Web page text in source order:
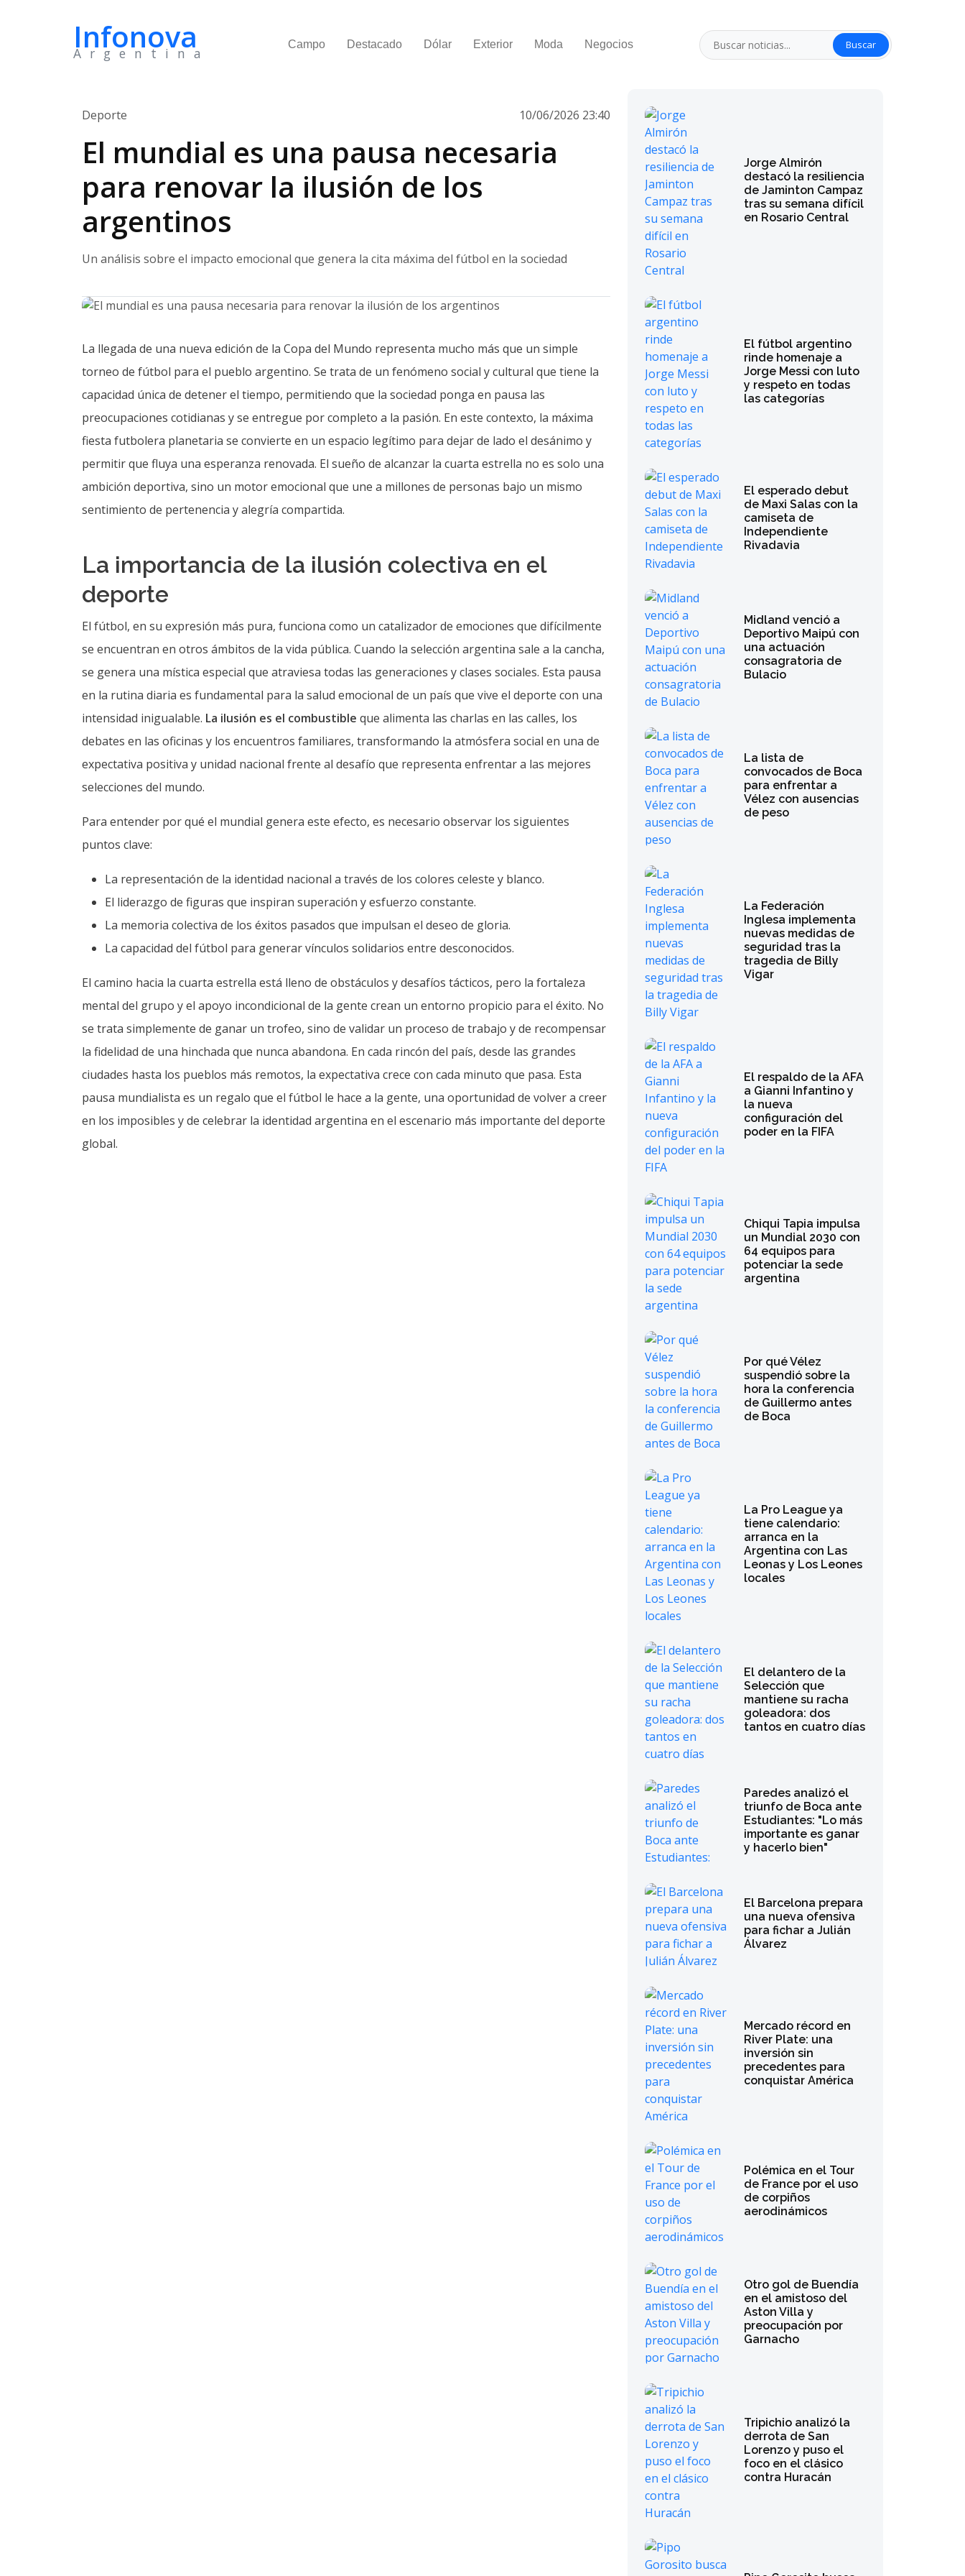
Infonova
Argentina
Campo Destacado Dólar Exterior Moda Negocios Buscar
Deporte 10/06/2026 23:40
El mundial es una pausa necesaria
para renovar la ilusión de los
argentinos
Un análisis sobre el impacto emocional que genera la cita máxima del fútbol en la sociedad
La llegada de una nueva edición de la Copa del Mundo representa mucho más que un simple
torneo de fútbol para el pueblo argentino. Se trata de un fenómeno social y cultural que tiene la
capacidad única de detener el tiempo, permitiendo que la sociedad ponga en pausa las
preocupaciones cotidianas y se entregue por completo a la pasión. En este contexto, la máxima
fiesta futbolera planetaria se convierte en un espacio legítimo para dejar de lado el desánimo y
permitir que fluya una esperanza renovada. El sueño de alcanzar la cuarta estrella no es solo una
ambición deportiva, sino un motor emocional que une a millones de personas bajo un mismo
sentimiento de pertenencia y alegría compartida.
La importancia de la ilusión colectiva en el
deporte
El fútbol, en su expresión más pura, funciona como un catalizador de emociones que difícilmente
se encuentran en otros ámbitos de la vida pública. Cuando la selección argentina sale a la cancha,
se genera una mística especial que atraviesa todas las generaciones y clases sociales. Esta pausa
en la rutina diaria es fundamental para la salud emocional de un país que vive el deporte con una
intensidad inigualable. La ilusión es el combustible que alimenta las charlas en las calles, los
debates en las oficinas y los encuentros familiares, transformando la atmósfera social en una de
expectativa positiva y unidad nacional frente al desafío que representa enfrentar a las mejores
selecciones del mundo.
Para entender por qué el mundial genera este efecto, es necesario observar los siguientes
puntos clave:
La representación de la identidad nacional a través de los colores celeste y blanco.
El liderazgo de figuras que inspiran superación y esfuerzo constante.
La memoria colectiva de los éxitos pasados que impulsan el deseo de gloria.
La capacidad del fútbol para generar vínculos solidarios entre desconocidos.
El camino hacia la cuarta estrella está lleno de obstáculos y desafíos tácticos, pero la fortaleza
mental del grupo y el apoyo incondicional de la gente crean un entorno propicio para el éxito. No
se trata simplemente de ganar un trofeo, sino de validar un proceso de trabajo y de recompensar
la fidelidad de una hinchada que nunca abandona. En cada rincón del país, desde las grandes
ciudades hasta los pueblos más remotos, la expectativa crece con cada minuto que pasa. Esta
pausa mundialista es un regalo que el fútbol le hace a la gente, una oportunidad de volver a creer
en los imposibles y de celebrar la identidad argentina en el escenario más importante del deporte
global.
Jorge Almirón
destacó la resiliencia
de Jaminton Campaz
tras su semana difícil
en Rosario Central
El fútbol argentino
rinde homenaje a
Jorge Messi con luto
y respeto en todas
las categorías
El esperado debut
de Maxi Salas con la
camiseta de
Independiente
Rivadavia
Midland venció a
Deportivo Maipú con
una actuación
consagratoria de
Bulacio
La lista de
convocados de Boca
para enfrentar a
Vélez con ausencias
de peso
La Federación
Inglesa implementa
nuevas medidas de
seguridad tras la
tragedia de Billy
Vigar
El respaldo de la AFA
a Gianni Infantino y
la nueva
configuración del
poder en la FIFA
Chiqui Tapia impulsa
un Mundial 2030 con
64 equipos para
potenciar la sede
argentina
Por qué Vélez
suspendió sobre la
hora la conferencia
de Guillermo antes
de Boca
La Pro League ya
tiene calendario:
arranca en la
Argentina con Las
Leonas y Los Leones
locales
El delantero de la
Selección que
mantiene su racha
goleadora: dos
tantos en cuatro días
Paredes analizó el
triunfo de Boca ante
Estudiantes: "Lo más
importante es ganar
y hacerlo bien"
El Barcelona prepara
una nueva ofensiva
para fichar a Julián
Álvarez
Mercado récord en
River Plate: una
inversión sin
precedentes para
conquistar América
Polémica en el Tour
de France por el uso
de corpiños
aerodinámicos
Otro gol de Buendía
en el amistoso del
Aston Villa y
preocupación por
Garnacho
Tripichio analizó la
derrota de San
Lorenzo y puso el
foco en el clásico
contra Huracán